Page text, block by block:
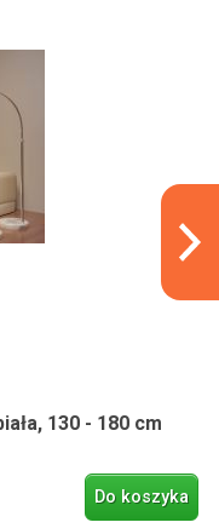
130 - 180 cm
Do koszyka